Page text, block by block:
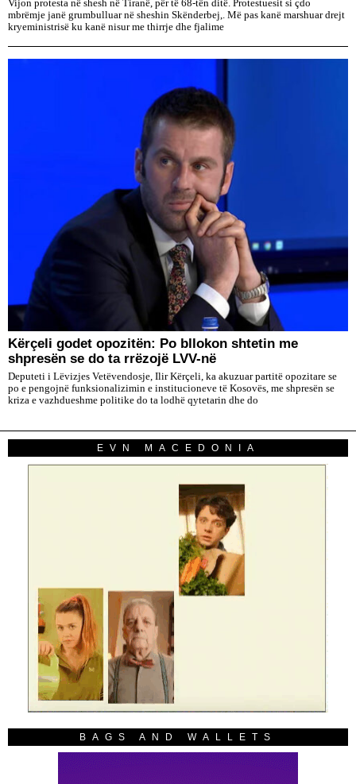
Vijon protesta në shesh në Tiranë, për të 68-tën ditë. Protestuesit si çdo
mbrëmje janë grumbulluar në sheshin Skënderbej,. Më pas kanë marshuar drejt
kryeministrisë ku kanë nisur me thirrje dhe fjalime
Kërçeli godet opozitën: Po bllokon shtetin me
shpresën se do ta rrëzojë LVV-në
Deputeti i Lëvizjes Vetëvendosje, Ilir Kërçeli, ka akuzuar partitë opozitare se
po e pengojnë funksionalizimin e institucioneve të Kosovës, me shpresën se
kriza e vazhdueshme politike do ta lodhë qytetarin dhe do
EVN MACEDONIA
BAGS AND WALLETS